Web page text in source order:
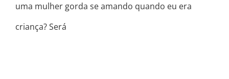
uma mulher gorda se amando quando eu era
criança? Será